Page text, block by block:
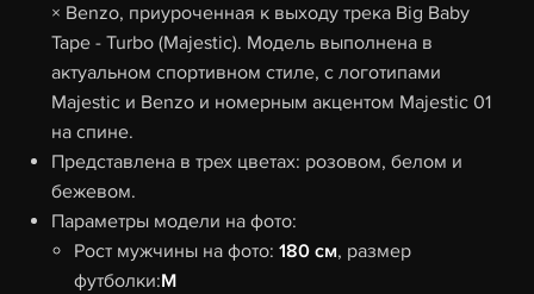
× Benzo, приуроченная к выходу трека Big Baby
Tape - Turbo (Majestic). Модель выполнена в
актуальном спортивном стиле, с логотипами
Majestic и Benzo и номерным акцентом Majestic 01
на спине.
Представлена в трех цветах: розовом, белом и
бежевом.
Параметры модели на фото:
Рост мужчины на фото:180 см, размер
футболки:M